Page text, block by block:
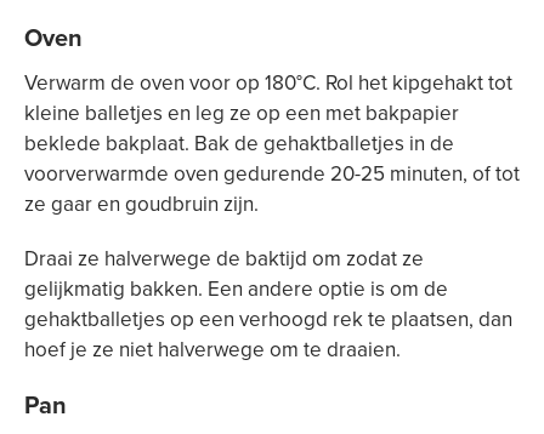
Oven
Verwarm de oven voor op 180°C. Rol het kipgehakt tot
kleine balletjes en leg ze op een met bakpapier
beklede bakplaat. Bak de gehaktballetjes in de
voorverwarmde oven gedurende 20-25 minuten, of tot
ze gaar en goudbruin zijn.
Draai ze halverwege de baktijd om zodat ze
gelijkmatig bakken. Een andere optie is om de
gehaktballetjes op een verhoogd rek te plaatsen, dan
hoef je ze niet halverwege om te draaien.
Pan